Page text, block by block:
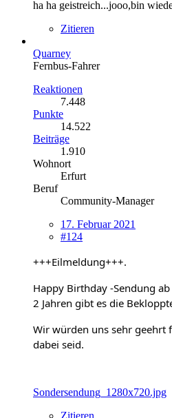
ha ha geistreich...jooo,bin
Zitieren
Quarney
Fernbus-Fahrer
Reaktionen
7.448
Punkte
14.522
Beiträge
1.910
Wohnort
Erfurt
Beruf
Community-Manager
17. Februar 2021
#124
+++Eilmeldung+++.
Happy Birthday -Sendung
2 Jahren gibt es die
Wir würden uns sehr
dabei seid.
Sondersendung_1280x720.jpg
Zitieren